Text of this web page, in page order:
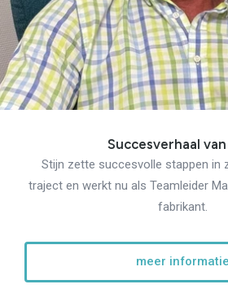
Succesverhaal
Stijn zette succesvolle stappen in
traject en werkt nu als Teamleider
fabrikant.
meer informatie